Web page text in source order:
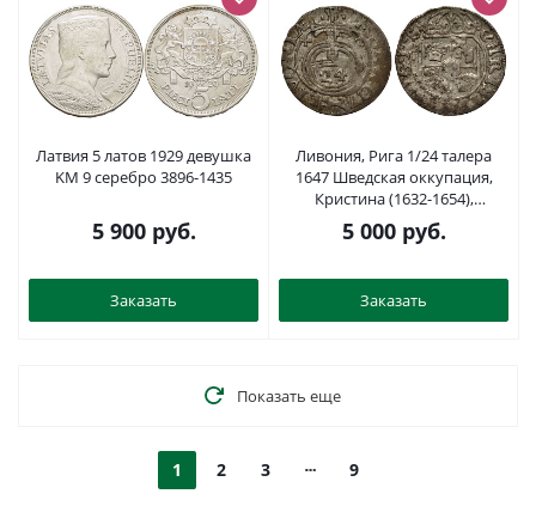
Латвия 5 латов 1929 девушка
KM 9 серебро 3896-1435
5 900руб.
Заказать
Ливония, Рига 1/24 талера
1647 Шведская оккупация,
Кристина (1632-1654),
минтмарк собака, вес 1,17 гр.
KM 3 серебро 1516-621
5 000руб.
Заказать
Показать еще
1 2 3 9